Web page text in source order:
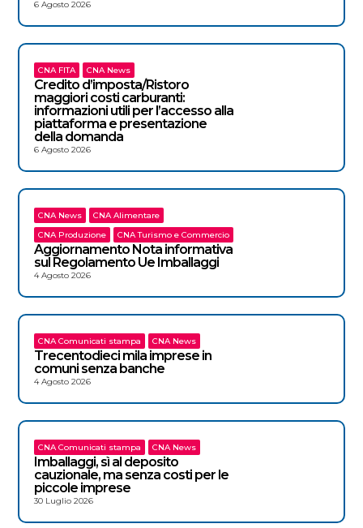
6 Agosto 2026
CNA FITA CNA News
Credito d’imposta/Ristoro
maggiori costi carburanti:
informazioni utili per l’accesso alla
piattaforma e presentazione
della domanda
6 Agosto 2026
CNA News
CNA Alimentare
CNA Produzione
CNA Turismo e Commercio
Aggiornamento Nota informativa
sul Regolamento Ue Imballaggi
4 Agosto 2026
CNA Comunicati stampa CNA News
Trecentodieci mila imprese in
comuni senza banche
4 Agosto 2026
CNA Comunicati stampa CNA News
Imballaggi, sì al deposito
cauzionale, ma senza costi per le
piccole imprese
30 Luglio 2026